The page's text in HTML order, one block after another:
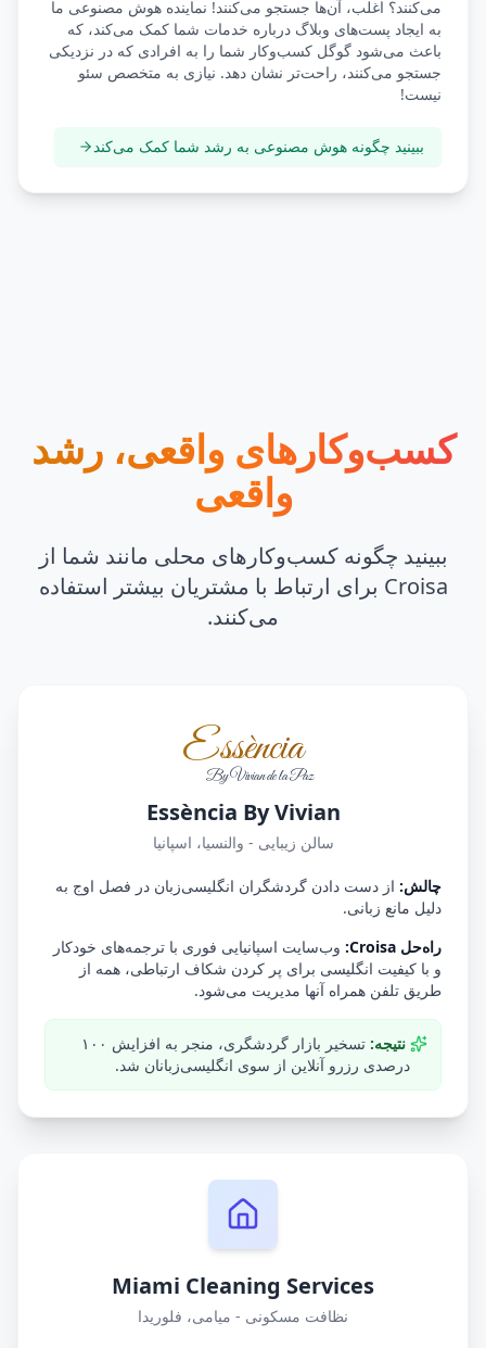
می‌کنند؟ اغلب، آن‌ها جستجو می‌کنند! نماینده هوش مصنوعی ما
به ایجاد پست‌های وبلاگ درباره خدمات شما کمک می‌کند، که
باعث می‌شود گوگل کسب‌وکار شما را به افرادی که در نزدیکی
جستجو می‌کنند، راحت‌تر نشان دهد. نیازی به متخصص سئو
نیست!
ببینید چگونه هوش مصنوعی به رشد شما کمک می‌کند
کسب‌وکارهای واقعی، رشد
واقعی
ببینید چگونه کسب‌وکارهای محلی مانند شما از
Croisa برای ارتباط با مشتریان بیشتر استفاده
می‌کنند.
Essència
By Vivian de la Paz
Essència By Vivian
سالن زیبایی - والنسیا، اسپانیا
چالش: از دست دادن گردشگران انگلیسی‌زبان در فصل اوج به
دلیل مانع زبانی.
راه‌حل Croisa:
وب‌سایت اسپانیایی فوری با ترجمه‌های خودکار
و با کیفیت انگلیسی برای پر کردن شکاف ارتباطی، همه از
طریق تلفن همراه آنها مدیریت می‌شود.
نتیجه:
تسخیر بازار گردشگری، منجر به افزایش ۱۰۰
درصدی رزرو آنلاین از سوی انگلیسی‌زبانان شد.
Miami Cleaning Services
نظافت مسکونی - میامی، فلوریدا